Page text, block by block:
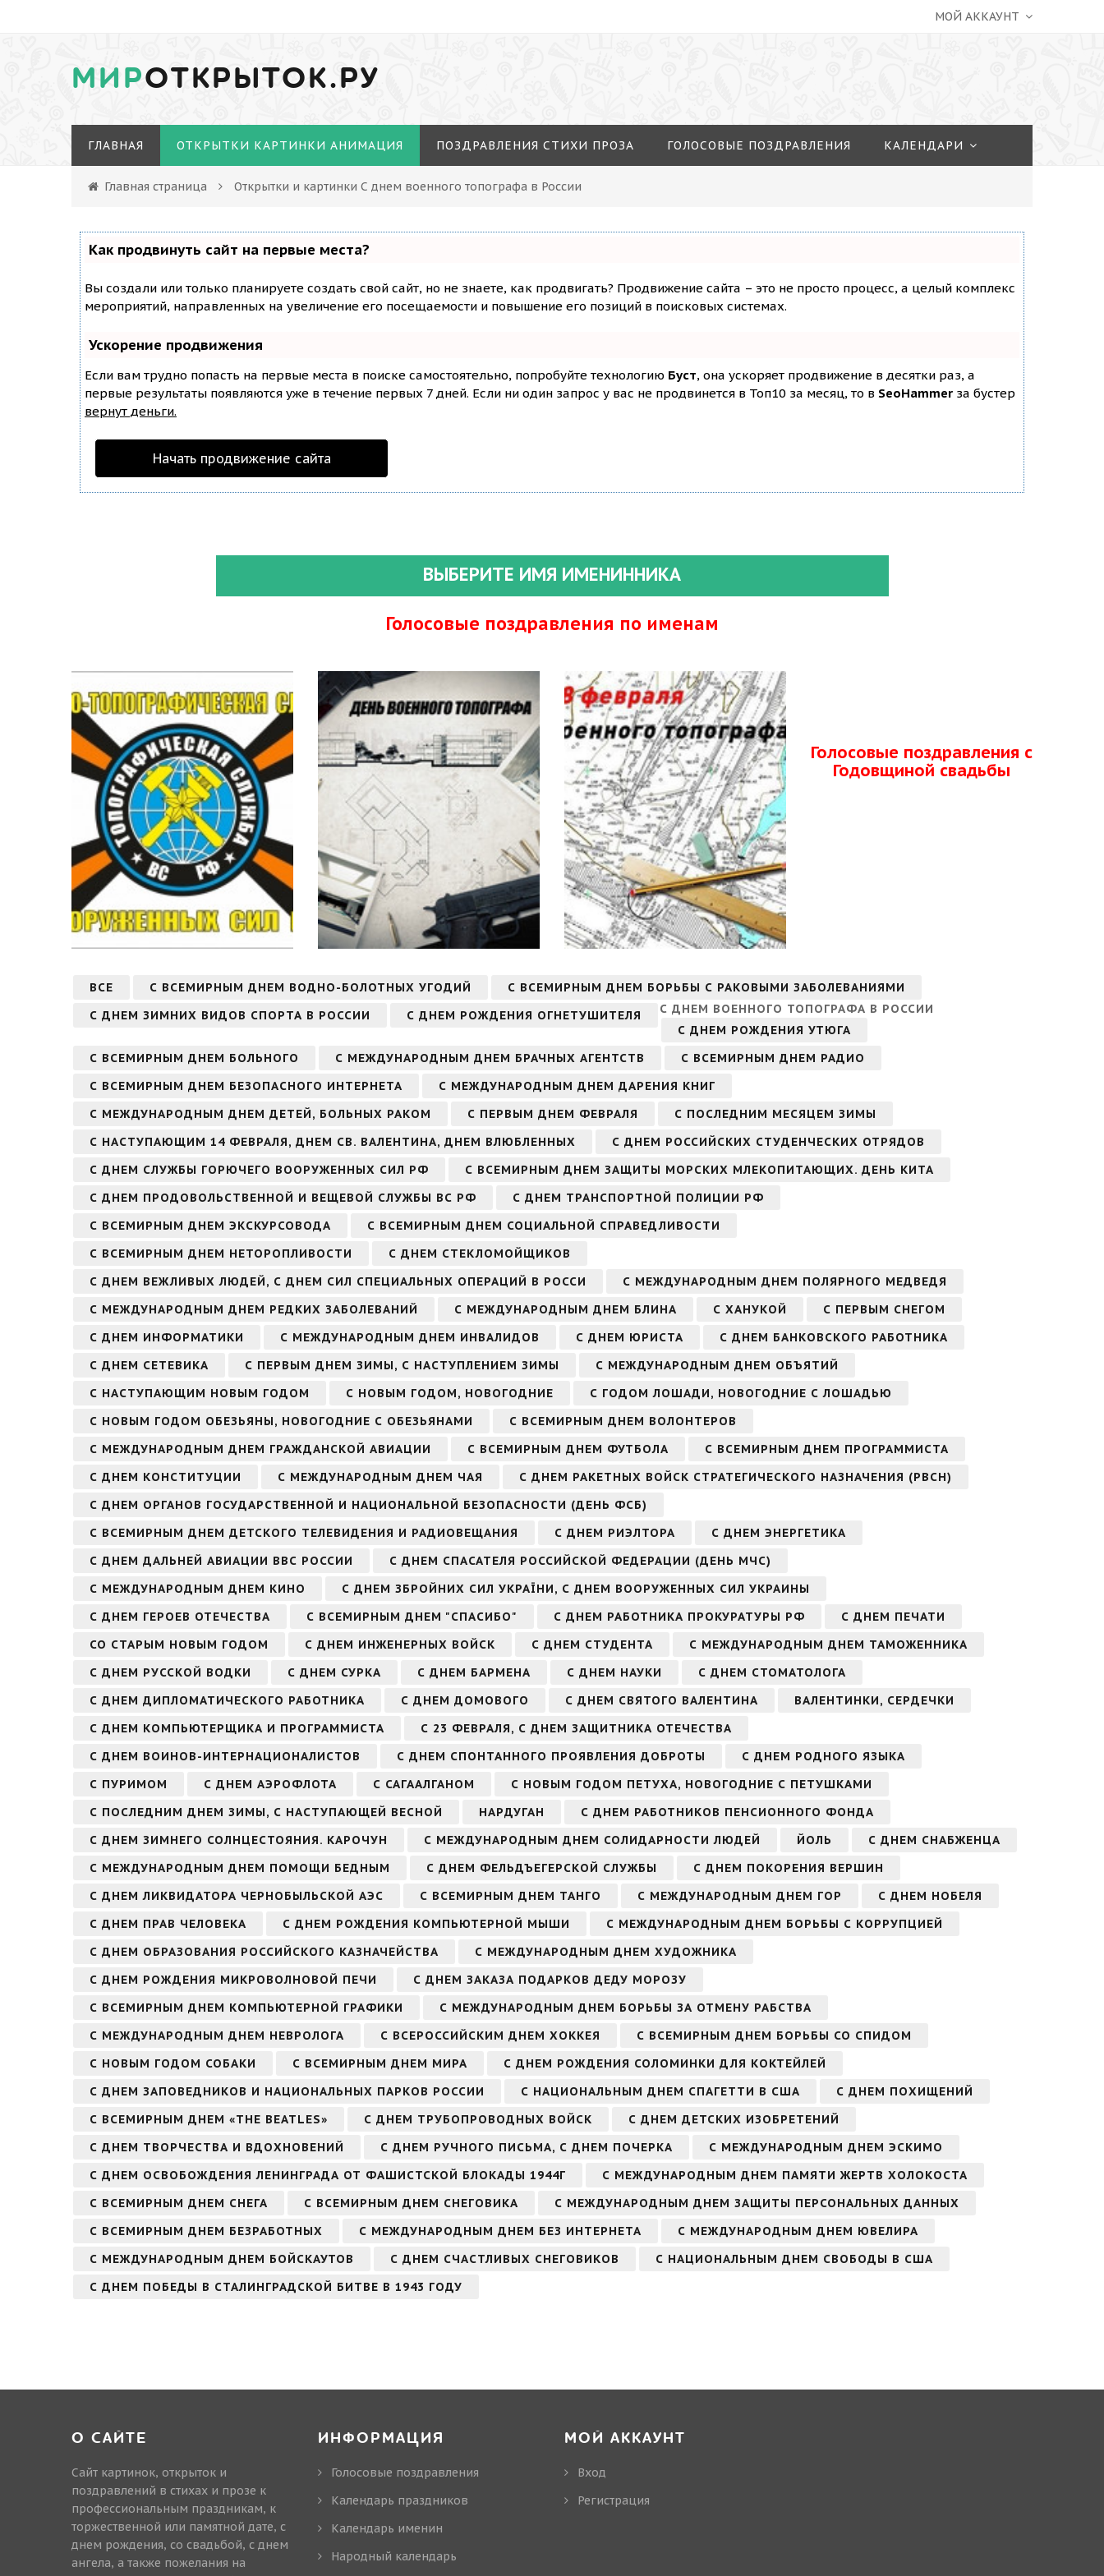
МОЙ АККАУНТ
МИРОТКРЫТОК.РУ
ГЛАВНАЯ ОТКРЫТКИ КАРТИНКИ АНИМАЦИЯ ПОЗДРАВЛЕНИЯ СТИХИ ПРОЗА ГОЛОСОВЫЕ ПОЗДРАВЛЕНИЯ КАЛЕНДАРИ
Главная страница Открытки и картинки С днем военного топографа в России
Как продвинуть сайт на первые места?
Вы создали или только планируете создать свой сайт, но не знаете, как продвигать? Продвижение сайта – это не просто процесс, а целый комплекс
мероприятий, направленных на увеличение его посещаемости и повышение его позиций в поисковых системах.
Ускорение продвижения
Если вам трудно попасть на первые места в поиске самостоятельно, попробуйте технологию Буст, она ускоряет продвижение в десятки раз, а
первые результаты появляются уже в течение первых 7 дней. Если ни один запрос у вас не продвинется в Топ10 за месяц, то в SeoHammer за бустер
вернут деньги.
Начать продвижение сайта
ВЫБЕРИТЕ ИМЯ ИМЕНИННИКА
Голосовые поздравления по именам
Голосовые поздравления с
Годовщиной свадьбы
ВСЕ С ВСЕМИРНЫМ ДНЕМ ВОДНО-БОЛОТНЫХ УГОДИЙ
С ВСЕМИРНЫМ ДНЕМ БОРЬБЫ С РАКОВЫМИ ЗАБОЛЕВАНИЯМИ
С ДНЕМ ЗИМНИХ ВИДОВ СПОРТА В РОССИИ
С ДНЕМ РОЖДЕНИЯ ОГНЕТУШИТЕЛЯ
С ДНЕМ ВОЕННОГО ТОПОГРАФА В РОССИИ
С ДНЕМ РОЖДЕНИЯ УТЮГА
С ВСЕМИРНЫМ ДНЕМ БОЛЬНОГО
С МЕЖДУНАРОДНЫМ ДНЕМ БРАЧНЫХ АГЕНТСТВ
С ВСЕМИРНЫМ ДНЕМ РАДИО
С ВСЕМИРНЫМ ДНЕМ БЕЗОПАСНОГО ИНТЕРНЕТА
С МЕЖДУНАРОДНЫМ ДНЕМ ДАРЕНИЯ КНИГ
С МЕЖДУНАРОДНЫМ ДНЕМ ДЕТЕЙ, БОЛЬНЫХ РАКОМ
С ПЕРВЫМ ДНЕМ ФЕВРАЛЯ
С ПОСЛЕДНИМ МЕСЯЦЕМ ЗИМЫ
С НАСТУПАЮЩИМ 14 ФЕВРАЛЯ, ДНЕМ СВ. ВАЛЕНТИНА, ДНЕМ ВЛЮБЛЕННЫХ
С ДНЕМ РОССИЙСКИХ СТУДЕНЧЕСКИХ ОТРЯДОВ
С ДНЕМ СЛУЖБЫ ГОРЮЧЕГО ВООРУЖЕННЫХ СИЛ РФ
С ВСЕМИРНЫМ ДНЕМ ЗАЩИТЫ МОРСКИХ МЛЕКОПИТАЮЩИХ. ДЕНЬ КИТА
С ДНЕМ ПРОДОВОЛЬСТВЕННОЙ И ВЕЩЕВОЙ СЛУЖБЫ ВС РФ
С ДНЕМ ТРАНСПОРТНОЙ ПОЛИЦИИ РФ
С ВСЕМИРНЫМ ДНЕМ ЭКСКУРСОВОДА
С ВСЕМИРНЫМ ДНЕМ СОЦИАЛЬНОЙ СПРАВЕДЛИВОСТИ
С ВСЕМИРНЫМ ДНЕМ НЕТОРОПЛИВОСТИ
С ДНЕМ СТЕКЛОМОЙЩИКОВ
С ДНЕМ ВЕЖЛИВЫХ ЛЮДЕЙ, С ДНЕМ СИЛ СПЕЦИАЛЬНЫХ ОПЕРАЦИЙ В РОССИ
С МЕЖДУНАРОДНЫМ ДНЕМ ПОЛЯРНОГО МЕДВЕДЯ
С МЕЖДУНАРОДНЫМ ДНЕМ РЕДКИХ ЗАБОЛЕВАНИЙ
С МЕЖДУНАРОДНЫМ ДНЕМ БЛИНА С ХАНУКОЙ
С ПЕРВЫМ СНЕГОМ
С ДНЕМ ИНФОРМАТИКИ
С МЕЖДУНАРОДНЫМ ДНЕМ ИНВАЛИДОВ С ДНЕМ ЮРИСТА
С ДНЕМ БАНКОВСКОГО РАБОТНИКА
С ДНЕМ СЕТЕВИКА
С ПЕРВЫМ ДНЕМ ЗИМЫ, С НАСТУПЛЕНИЕМ ЗИМЫ
С МЕЖДУНАРОДНЫМ ДНЕМ ОБЪЯТИЙ
С НАСТУПАЮЩИМ НОВЫМ ГОДОМ
С НОВЫМ ГОДОМ, НОВОГОДНИЕ
С ГОДОМ ЛОШАДИ, НОВОГОДНИЕ С ЛОШАДЬЮ
С НОВЫМ ГОДОМ ОБЕЗЬЯНЫ, НОВОГОДНИЕ С ОБЕЗЬЯНАМИ
С ВСЕМИРНЫМ ДНЕМ ВОЛОНТЕРОВ
С МЕЖДУНАРОДНЫМ ДНЕМ ГРАЖДАНСКОЙ АВИАЦИИ
С ВСЕМИРНЫМ ДНЕМ ФУТБОЛА
С ВСЕМИРНЫМ ДНЕМ ПРОГРАММИСТА
С ДНЕМ КОНСТИТУЦИИ
С МЕЖДУНАРОДНЫМ ДНЕМ ЧАЯ
С ДНЕМ РАКЕТНЫХ ВОЙСК СТРАТЕГИЧЕСКОГО НАЗНАЧЕНИЯ (РВСН)
С ДНЕМ ОРГАНОВ ГОСУДАРСТВЕННОЙ И НАЦИОНАЛЬНОЙ БЕЗОПАСНОСТИ (ДЕНЬ ФСБ)
С ВСЕМИРНЫМ ДНЕМ ДЕТСКОГО ТЕЛЕВИДЕНИЯ И РАДИОВЕЩАНИЯ
С ДНЕМ РИЭЛТОРА
С ДНЕМ ЭНЕРГЕТИКА
С ДНЕМ ДАЛЬНЕЙ АВИАЦИИ ВВС РОССИИ
С ДНЕМ СПАСАТЕЛЯ РОССИЙСКОЙ ФЕДЕРАЦИИ (ДЕНЬ МЧС)
С МЕЖДУНАРОДНЫМ ДНЕМ КИНО
С ДНЕМ ЗБРОЙНИХ СИЛ УКРАЇНИ, С ДНЕМ ВООРУЖЕННЫХ СИЛ УКРАИНЫ
С ДНЕМ ГЕРОЕВ ОТЕЧЕСТВА
С ВСЕМИРНЫМ ДНЕМ "СПАСИБО" С ДНЕМ РАБОТНИКА ПРОКУРАТУРЫ РФ
С ДНЕМ ПЕЧАТИ
СО СТАРЫМ НОВЫМ ГОДОМ
С ДНЕМ ИНЖЕНЕРНЫХ ВОЙСК С ДНЕМ СТУДЕНТА
С МЕЖДУНАРОДНЫМ ДНЕМ ТАМОЖЕННИКА
С ДНЕМ РУССКОЙ ВОДКИ
С ДНЕМ СУРКА С ДНЕМ БАРМЕНА С ДНЕМ НАУКИ
С ДНЕМ СТОМАТОЛОГА
С ДНЕМ ДИПЛОМАТИЧЕСКОГО РАБОТНИКА
С ДНЕМ ДОМОВОГО С ДНЕМ СВЯТОГО ВАЛЕНТИНА
ВАЛЕНТИНКИ, СЕРДЕЧКИ
С ДНЕМ КОМПЬЮТЕРЩИКА И ПРОГРАММИСТА
С 23 ФЕВРАЛЯ, С ДНЕМ ЗАЩИТНИКА ОТЕЧЕСТВА
С ДНЕМ ВОИНОВ-ИНТЕРНАЦИОНАЛИСТОВ
С ДНЕМ СПОНТАННОГО ПРОЯВЛЕНИЯ ДОБРОТЫ
С ДНЕМ РОДНОГО ЯЗЫКА
С ПУРИМОМ
С ДНЕМ АЭРОФЛОТА С САГААЛГАНОМ
С НОВЫМ ГОДОМ ПЕТУХА, НОВОГОДНИЕ С ПЕТУШКАМИ
С ПОСЛЕДНИМ ДНЕМ ЗИМЫ, С НАСТУПАЮЩЕЙ ВЕСНОЙ
НАРДУГАН
С ДНЕМ РАБОТНИКОВ ПЕНСИОННОГО ФОНДА
С ДНЕМ ЗИМНЕГО СОЛНЦЕСТОЯНИЯ. КАРОЧУН
С МЕЖДУНАРОДНЫМ ДНЕМ СОЛИДАРНОСТИ ЛЮДЕЙ ЙОЛЬ
С ДНЕМ СНАБЖЕНЦА
С МЕЖДУНАРОДНЫМ ДНЕМ ПОМОЩИ БЕДНЫМ
С ДНЕМ ФЕЛЬДЪЕГЕРСКОЙ СЛУЖБЫ
С ДНЕМ ПОКОРЕНИЯ ВЕРШИН
С ДНЕМ ЛИКВИДАТОРА ЧЕРНОБЫЛЬСКОЙ АЭС
С ВСЕМИРНЫМ ДНЕМ ТАНГО С МЕЖДУНАРОДНЫМ ДНЕМ ГОР
С ДНЕМ НОБЕЛЯ
С ДНЕМ ПРАВ ЧЕЛОВЕКА
С ДНЕМ РОЖДЕНИЯ КОМПЬЮТЕРНОЙ МЫШИ
С МЕЖДУНАРОДНЫМ ДНЕМ БОРЬБЫ С КОРРУПЦИЕЙ
С ДНЕМ ОБРАЗОВАНИЯ РОССИЙСКОГО КАЗНАЧЕЙСТВА
С МЕЖДУНАРОДНЫМ ДНЕМ ХУДОЖНИКА
С ДНЕМ РОЖДЕНИЯ МИКРОВОЛНОВОЙ ПЕЧИ
С ДНЕМ ЗАКАЗА ПОДАРКОВ ДЕДУ МОРОЗУ
С ВСЕМИРНЫМ ДНЕМ КОМПЬЮТЕРНОЙ ГРАФИКИ
С МЕЖДУНАРОДНЫМ ДНЕМ БОРЬБЫ ЗА ОТМЕНУ РАБСТВА
С МЕЖДУНАРОДНЫМ ДНЕМ НЕВРОЛОГА
С ВСЕРОССИЙСКИМ ДНЕМ ХОККЕЯ
С ВСЕМИРНЫМ ДНЕМ БОРЬБЫ СО СПИДОМ
С НОВЫМ ГОДОМ СОБАКИ
С ВСЕМИРНЫМ ДНЕМ МИРА
С ДНЕМ РОЖДЕНИЯ СОЛОМИНКИ ДЛЯ КОКТЕЙЛЕЙ
С ДНЕМ ЗАПОВЕДНИКОВ И НАЦИОНАЛЬНЫХ ПАРКОВ РОССИИ
С НАЦИОНАЛЬНЫМ ДНЕМ СПАГЕТТИ В США
С ДНЕМ ПОХИЩЕНИЙ
С ВСЕМИРНЫМ ДНЕМ «THE BEATLES»
С ДНЕМ ТРУБОПРОВОДНЫХ ВОЙСК
С ДНЕМ ДЕТСКИХ ИЗОБРЕТЕНИЙ
С ДНЕМ ТВОРЧЕСТВА И ВДОХНОВЕНИЙ
С ДНЕМ РУЧНОГО ПИСЬМА, С ДНЕМ ПОЧЕРКА
С МЕЖДУНАРОДНЫМ ДНЕМ ЭСКИМО
С ДНЕМ ОСВОБОЖДЕНИЯ ЛЕНИНГРАДА ОТ ФАШИСТСКОЙ БЛОКАДЫ 1944Г
С МЕЖДУНАРОДНЫМ ДНЕМ ПАМЯТИ ЖЕРТВ ХОЛОКОСТА
С ВСЕМИРНЫМ ДНЕМ СНЕГА
С ВСЕМИРНЫМ ДНЕМ СНЕГОВИКА
С МЕЖДУНАРОДНЫМ ДНЕМ ЗАЩИТЫ ПЕРСОНАЛЬНЫХ ДАННЫХ
С ВСЕМИРНЫМ ДНЕМ БЕЗРАБОТНЫХ
С МЕЖДУНАРОДНЫМ ДНЕМ БЕЗ ИНТЕРНЕТА
С МЕЖДУНАРОДНЫМ ДНЕМ ЮВЕЛИРА
С МЕЖДУНАРОДНЫМ ДНЕМ БОЙСКАУТОВ
С ДНЕМ СЧАСТЛИВЫХ СНЕГОВИКОВ
С НАЦИОНАЛЬНЫМ ДНЕМ СВОБОДЫ В США
С ДНЕМ ПОБЕДЫ В СТАЛИНГРАДСКОЙ БИТВЕ В 1943 ГОДУ
О САЙТЕ
Сайт картинок, открыток и
поздравлений в стихах и прозе к
профессиональным праздникам, к
торжественной или памятной дате, с
днем рождения, со свадьбой, с днем
ангела, а также пожелания на
ИНФОРМАЦИЯ
Голосовые поздравления
Календарь праздников
Календарь именин
Народный календарь
МОЙ АККАУНТ
Вход
Регистрация